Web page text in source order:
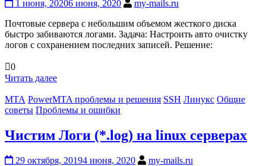
1 июня, 20206 июня, 2020
my-mails.ru
Почтовые сервера с небольшим объемом жесткого диска
быстро забиваются логами. Задача: Настроить авто очистку
логов с сохранением последних записей. Решение:
0
Читать далее
MTA PowerMTA проблемы и решения SSH Линукс Общие
советы Проблемы и ошибки
Чистим Логи (*.log) на linux серверах
29 октября, 20194 июня, 2020
my-mails.ru